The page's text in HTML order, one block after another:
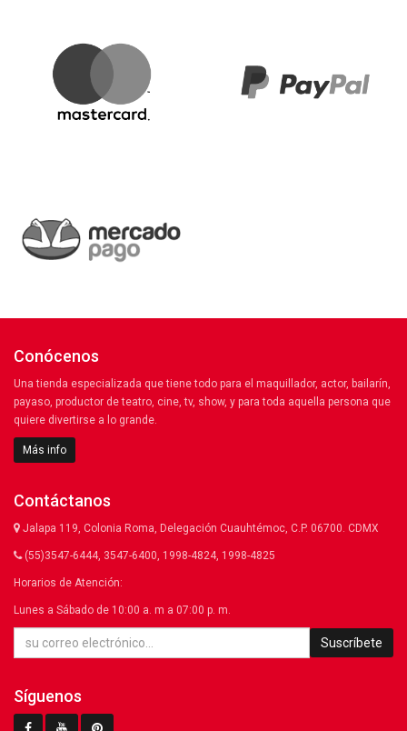
Conócenos
Una tienda especializada que tiene todo para el maquillador, actor, bailarín,
payaso, productor de teatro, cine, tv, show, y para toda aquella persona que
quiere divertirse a lo grande.
Más info
Contáctanos
Jalapa 119, Colonia Roma, Delegación Cuauhtémoc, C.P. 06700. CDMX
(55)3547-6444, 3547-6400, 1998-4824, 1998-4825
Horarios de Atención:
Lunes a Sábado de 10:00 a. m a 07:00 p. m.
Suscríbete
Síguenos